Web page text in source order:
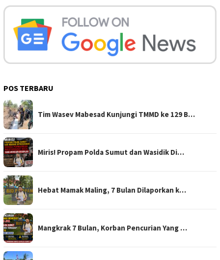
POS TERBARU
Tim Wasev Mabesad Kunjungi TMMD ke 129 B…
Miris! Propam Polda Sumut dan Wasidik Di…
Hebat Mamak Maling, 7 Bulan Dilaporkan k…
Mangkrak 7 Bulan, Korban Pencurian Yang …